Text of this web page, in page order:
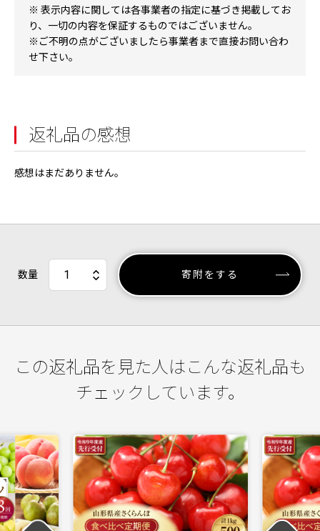
※ 表示内容に関しては各事業者の指定に基づき掲載してお
り、一切の内容を保証するものではございません。
※ご不明の点がございましたら事業者まで直接お問い合わ
せ下さい。
返礼品の感想
感想はまだありません。
数量 寄附をする
この返礼品を見た人はこんな返礼品も
チェックしています。